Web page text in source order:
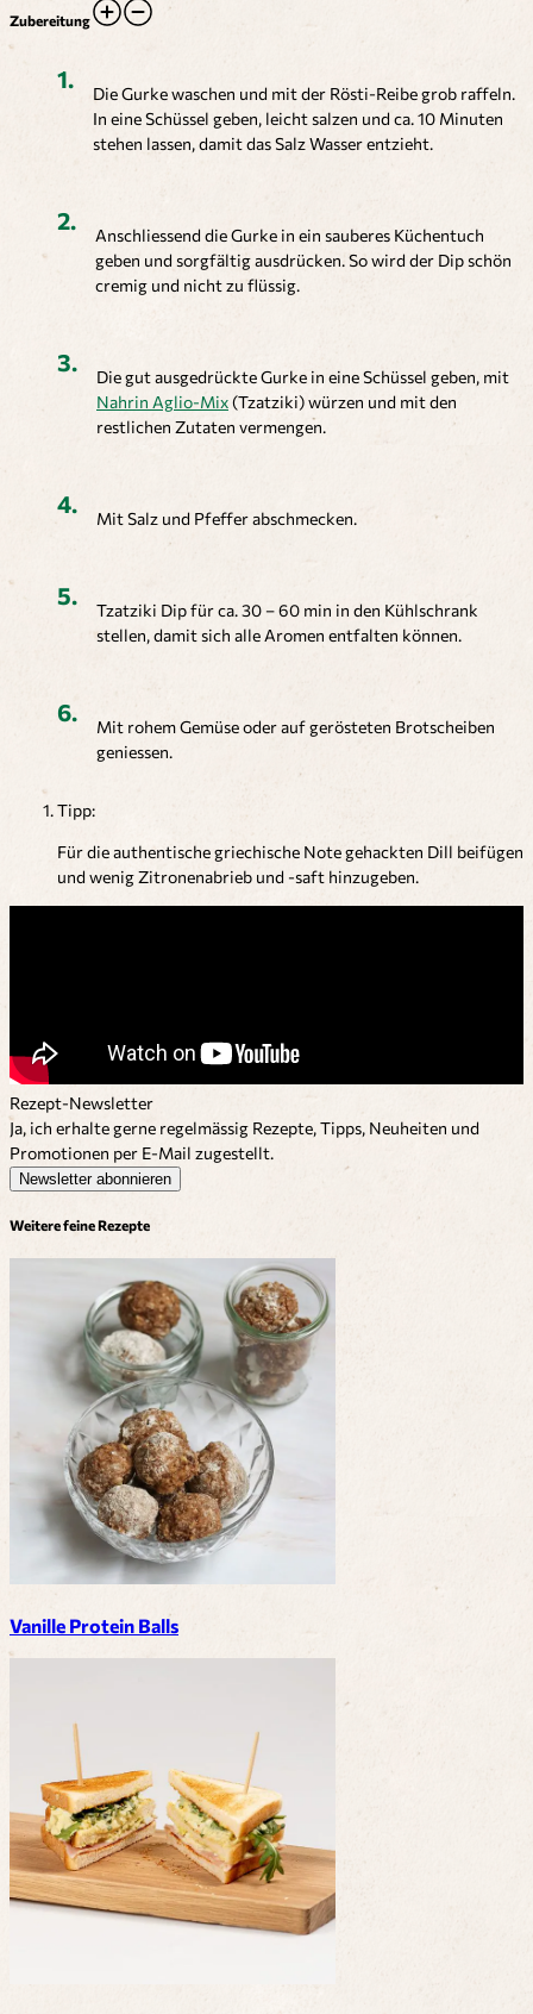
Zubereitung
Die Gurke waschen und mit der Rösti-Reibe grob raffeln.
In eine Schüssel geben, leicht salzen und ca. 10 Minuten
stehen lassen, damit das Salz Wasser entzieht.
Anschliessend die Gurke in ein sauberes Küchentuch
geben und sorgfältig ausdrücken. So wird der Dip schön
cremig und nicht zu flüssig.
Die gut ausgedrückte Gurke in eine Schüssel geben, mit
Nahrin Aglio-Mix(Tzatziki) würzen und mit den
restlichen Zutaten vermengen.
Mit Salz und Pfeffer abschmecken.
Tzatziki Dip für ca. 30 – 60 min in den Kühlschrank
stellen, damit sich alle Aromen entfalten können.
Mit rohem Gemüse oder auf gerösteten Brotscheiben
geniessen.
Tipp:
Für die authentische griechische Note gehackten Dill beifügen
und wenig Zitronenabrieb und -saft hinzugeben.
Rezept-Newsletter
Ja, ich erhalte gerne regelmässig Rezepte, Tipps, Neuheiten und
Promotionen per E-Mail zugestellt.
Newsletter abonnieren
Weitere feine Rezepte
Vanille Protein Balls